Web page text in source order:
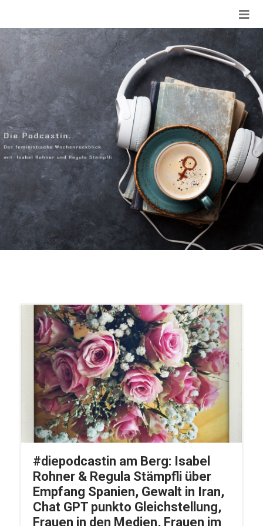
#diepodcastin am Berg: Isabel
Rohner & Regula Stämpfli über
Empfang Spanien, Gewalt in Iran,
Chat GPT punkto Gleichstellung,
Frauen in den Medien, Frauen im